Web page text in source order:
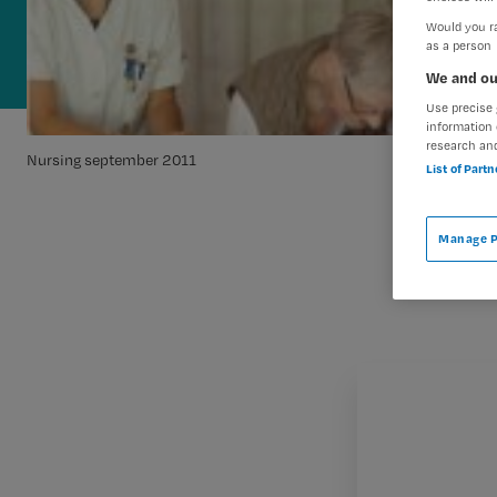
Nursing september 2011
Would you
as a person
We and
Use
information
research
List of
Manage